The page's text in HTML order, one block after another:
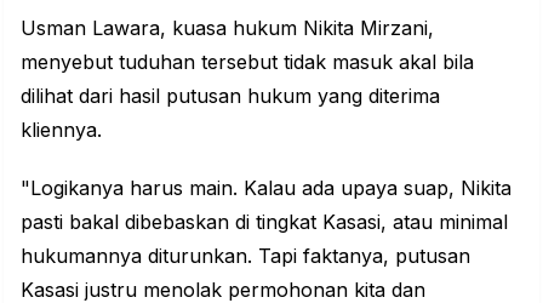
Usman Lawara, kuasa hukum Nikita Mirzani,
menyebut tuduhan tersebut tidak masuk akal bila
dilihat dari hasil putusan hukum yang diterima
kliennya.
"Logikanya harus main. Kalau ada upaya suap, Nikita
pasti bakal dibebaskan di tingkat Kasasi, atau minimal
hukumannya diturunkan. Tapi faktanya, putusan
Kasasi justru menolak permohonan kita dan